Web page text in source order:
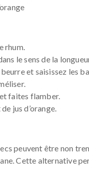
rhum.
le sens de la
et saisissez les
faites flamber.
jus d’orange.
peuvent être non
Cette alternative